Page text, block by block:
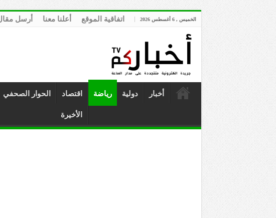
الخميس , 6 أغسطس 2026 اتفاقية الموقع أعلنا معنا أرسل
أخبار دولية رياضة اقتصاد الحوار الصحفي
الأخيرة